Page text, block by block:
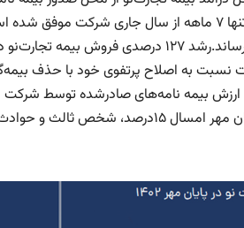
به اصلاح پرتفوی خود با حذف
که ۴۹ درصد از کل ارزش بیمه‌ نامه‌های